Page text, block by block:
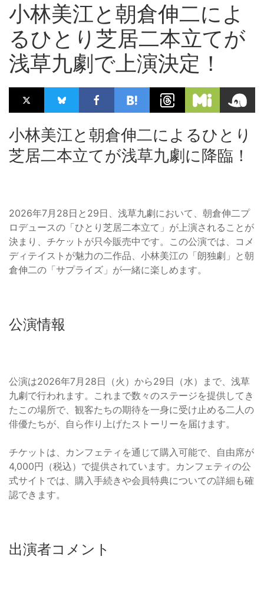
小林美江と朝倉伸二によ
るひとり芝居二本立てが
浅草九劇で上演決定！
小林美江と朝倉伸二によるひとり
芝居二本立てが浅草九劇に降臨！
2026年7月28日と29日、浅草九劇において、朝倉伸二プ
ロデュースの「ひとり芝居二本立て」が上演されることが
決まり、チケットが只今販売中です。この公演では、コメ
ディテイストが魅力の二作品、小林美江の「朗独劇」と朝
倉伸二の「サプライズ」が一緒に楽しめます。
公演情報
公演は2026年7月28日（火）から29日（水）まで、浅草
九劇で行われます。これまで数々のステージを提供してき
たこの場所で、観客たちの期待を一身に受け止める二人の
俳優たちが、自ら作り上げたストーリーを届けます。
チケットは、カンフェティを通じて購入可能で、自由席が
4,000円（税込）で提供されています。カンフェティの公
式サイトでは、購入手続きや会員特典についての詳細も確
認できます。
出演者コメント